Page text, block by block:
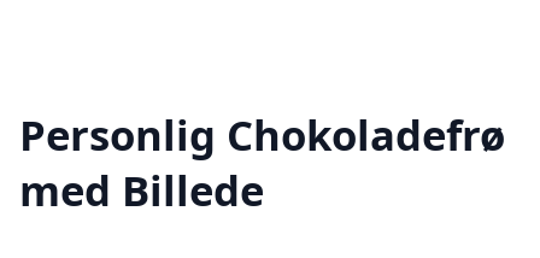
Personlig Chokoladefrø
med Billede